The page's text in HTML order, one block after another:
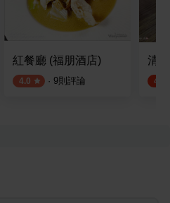
紅餐廳 (福朋酒店)
4.0 · 9則評論
清
4.5